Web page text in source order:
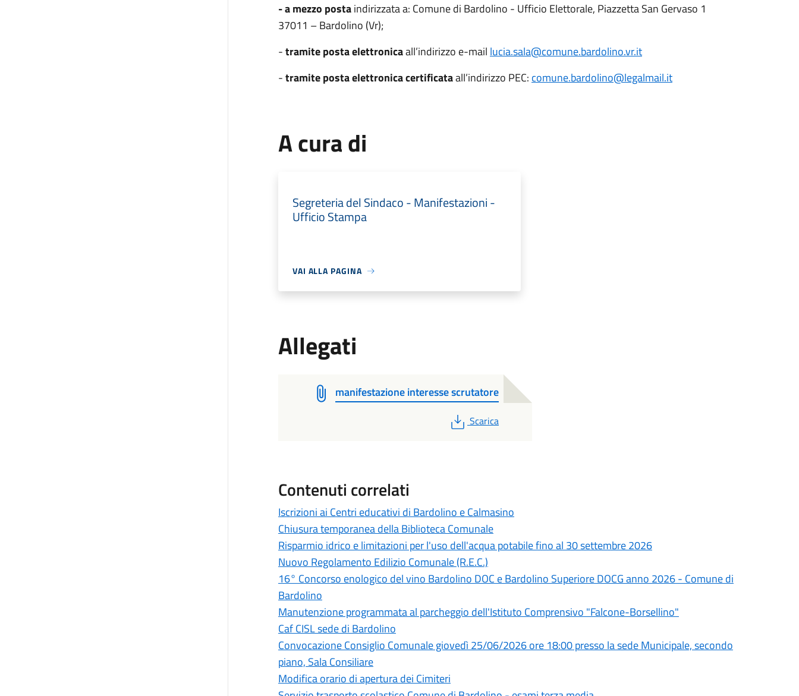
- a mezzo postaindirizzata a: Comune di Bardolino - Ufficio Elettorale, Piazzetta San Gervaso 1
37011 – Bardolino (Vr);
-tramite posta elettronicaall’indirizzo e-mail lucia.sala@comune.bardolino.vr.it
-tramite posta elettronicacertificataall’indirizzo PEC: comune.bardolino@legalmail.it
A cura di
Segreteria del Sindaco - Manifestazioni -
Ufficio Stampa
VAI ALLA PAGINA
Allegati
manifestazione interesse scrutatore
PDF
Scarica
Contenuti correlati
Iscrizioni ai Centri educativi di Bardolino e Calmasino
Chiusura temporanea della Biblioteca Comunale
Risparmio idrico e limitazioni per l'uso dell'acqua potabile fino al 30 settembre 2026
Nuovo Regolamento Edilizio Comunale (R.E.C.)
16° Concorso enologico del vino Bardolino DOC e Bardolino Superiore DOCG anno 2026 - Comune di
Bardolino
Manutenzione programmata al parcheggio dell'Istituto Comprensivo "Falcone-Borsellino"
Caf CISL sede di Bardolino
Convocazione Consiglio Comunale giovedì 25/06/2026 ore 18:00 presso la sede Municipale, secondo
piano, Sala Consiliare
Modifica orario di apertura dei Cimiteri